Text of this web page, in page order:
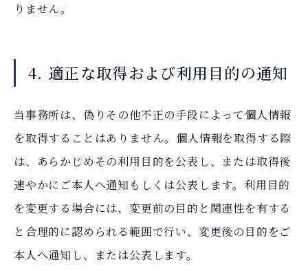
りません。
4. 適正な取得および利用目的の通知
当事務所は、偽りその他不正の手段によって個人情報
を取得することはありません。個人情報を取得する際
は、あらかじめその利用目的を公表し、または取得後
速やかにご本人へ通知もしくは公表します。利用目的
を変更する場合には、変更前の目的と関連性を有する
と合理的に認められる範囲で行い、変更後の目的をご
本人へ通知し、または公表します。